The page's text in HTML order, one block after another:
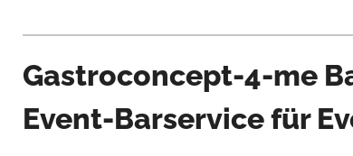
Gastroconcept-4-me
Event-Barservice für